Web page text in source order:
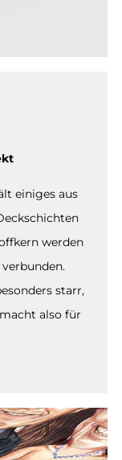
einiges aus
werden
starr,
also für